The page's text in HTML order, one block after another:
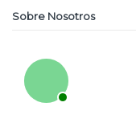
Sobre Nosotros